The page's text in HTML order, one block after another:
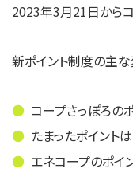
2023年3月21日からコ
新ポイント制度の主
コープさっぽろの
たまったポイント
エネコープのポイ